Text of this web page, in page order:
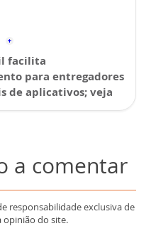
facilita
para entregadores
de aplicativos; veja
a comentar
responsabilidade exclusiva de
opinião do site.